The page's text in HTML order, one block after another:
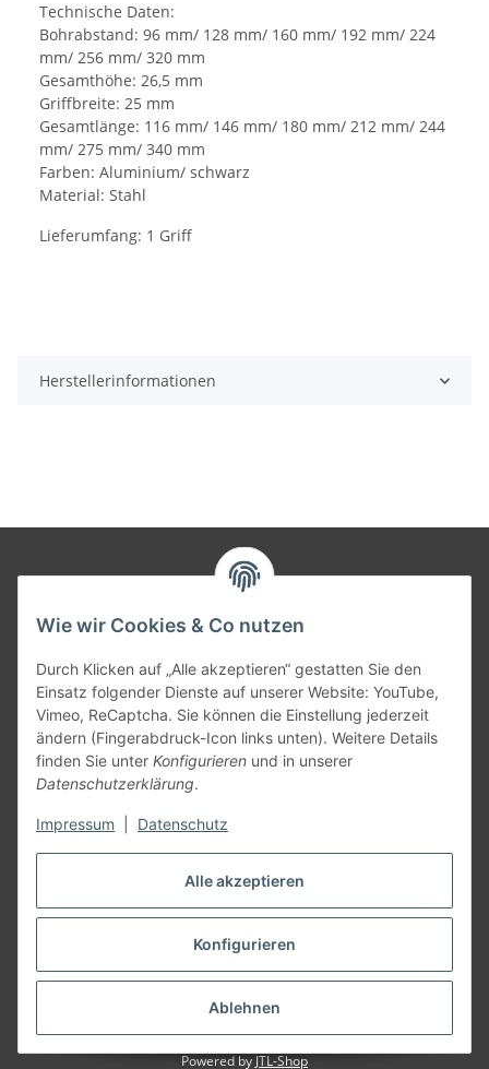
Alle akzeptieren
Konfigurieren
Ablehnen
Wie wir Cookies & Co nutzen
Durch Klicken auf „Alle akzeptieren“ gestatten Sie den
Einsatz folgender Dienste auf unserer Website: YouTube,
Vimeo, ReCaptcha. Sie können die Einstellung jederzeit
ändern (Fingerabdruck-Icon links unten). Weitere Details
finden Sie unter Konfigurieren und in unserer
Datenschutzerklärung.
Impressum Datenschutz
Technische Daten:
Bohrabstand: 96 mm/ 128 mm/ 160 mm/ 192 mm/ 224
mm/ 256 mm/ 320 mm
Gesamthöhe: 26,5 mm
Griffbreite: 25 mm
Gesamtlänge: 116 mm/ 146 mm/ 180 mm/ 212 mm/ 244
mm/ 275 mm/ 340 mm
Farben: Aluminium/ schwarz
Material: Stahl
Lieferumfang: 1 Griff
Herstellerinformationen
Gesetzliche Informationen
Versandpartner
Kundenbewertungen
Zu den Bewertungen
* Alle Preise zzgl. gesetzlicher USt., zzgl.Versand
Der Mindestbestellwert beträgt EUR 300,00 netto pro Bestellung
Powered by JTL-Shop